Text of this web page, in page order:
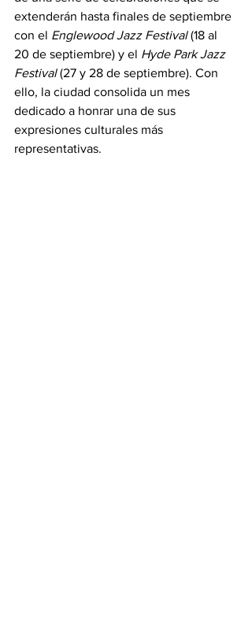
extenderán hasta finales de septiembre
con el Englewood Jazz Festival (18 al
20 de septiembre) y el Hyde Park Jazz
Festival (27 y 28 de septiembre). Con
ello, la ciudad consolida un mes
dedicado a honrar una de sus
expresiones culturales más
representativas.